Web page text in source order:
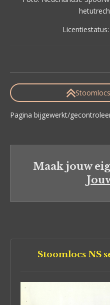
Licentiestatus:
Pagina bijgewerkt/
Maak jouw
Stoomlocs NS